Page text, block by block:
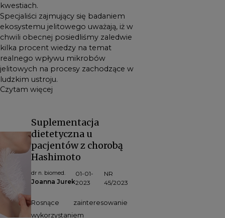
kwestiach.
Specjaliści zajmujący się badaniem
ekosystemu jelitowego uważają, iż w
chwili obecnej posiedliśmy zaledwie
kilka procent wiedzy na temat
realnego wpływu mikrobów
jelitowych na procesy zachodzące w
ludzkim ustroju.
Czytam więcej
Suplementacja
dietetyczna u
pacjentów z chorobą
Hashimoto
dr n. biomed.
Joanna Jurek
01-01-
2023
NR
45/2023
Rosnące zainteresowanie
wykorzystaniem